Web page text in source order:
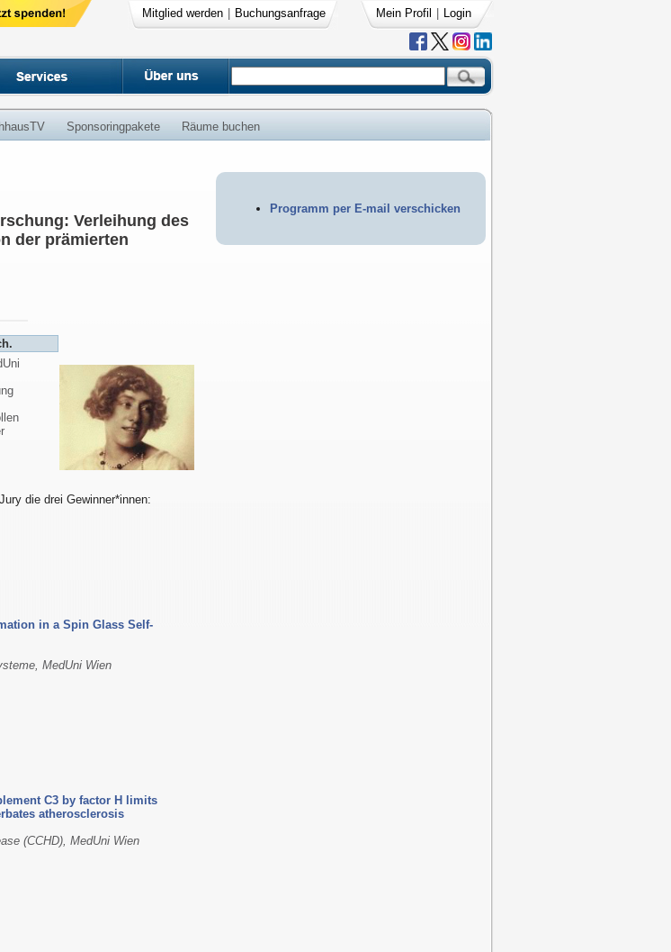
Mitglied werden Buchungsanfrage Mein Profil Login
Sponsoringpakete Räume buchen
Programm per E-mail verschicken
Verleihung des
der prämierten
die drei Gewinner*innen:
in a Spin Glass Self-
MedUni Wien
C3 by factor H limits
atherosclerosis
(CCHD), MedUni Wien